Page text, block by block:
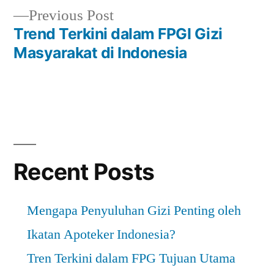
Previous PostPrevious
post:
Trend Terkini dalam FPGI Gizi
Masyarakat di Indonesia
Recent Posts
Mengapa Penyuluhan Gizi Penting oleh
Ikatan Apoteker Indonesia?
Tren Terkini dalam FPG Tujuan Utama